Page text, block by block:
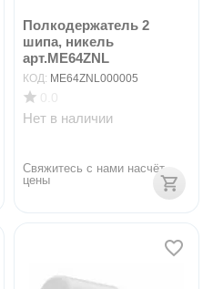
Полкодержатель 2
шипа, никель
арт.ME64ZNL
КОД: ME64ZNL000005
Нет в наличии
Свяжитесь с нами насчёт
цены